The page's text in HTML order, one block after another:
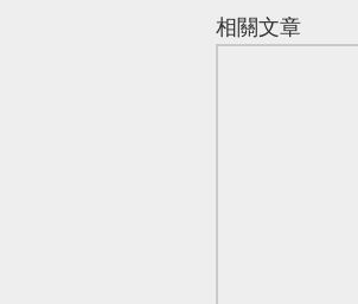
相關文章